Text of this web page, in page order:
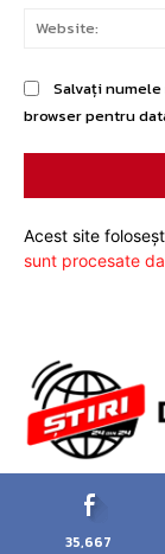
Salvați
browser pentru
Acest site
sunt procesate
35,667